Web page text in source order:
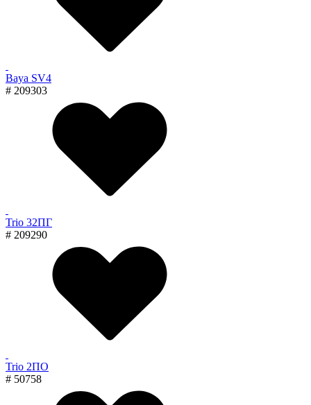
Baya SV4
# 209303
Trio 32ПГ
# 209290
Trio 2ПО
# 50758